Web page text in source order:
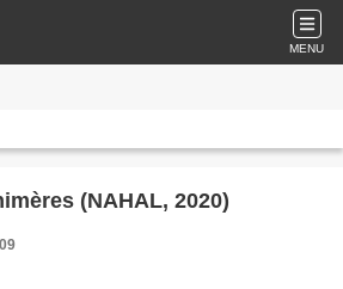
MENU
(NAHAL, 2020)